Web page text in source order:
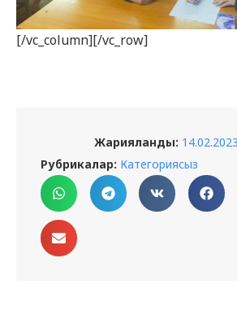
[/vc_column][/vc_row]
Жарияланды:
Рубрикалар: Категориясыз